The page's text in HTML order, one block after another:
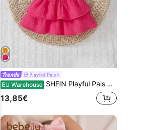
Playful Pals
EU Warehouse SHEIN Playful Pals Baby Mädchen Kleid für Neugeborene mit Rüschenbesatz und Lagensaum und zusätzlichem Stirnband
13,85€